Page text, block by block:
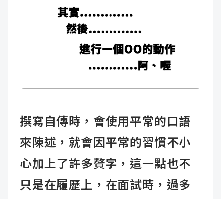
撰寫自傳時，會使用平常的口語
來陳述，就會因平常的習慣不小
心加上了許多贅字，這一點也不
只是在履歷上，在面試時，過多